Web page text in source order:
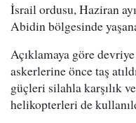
İsrail ordusu, Haziran
Abidin bölgesinde
Açıklamaya göre
askerlerine önce taş
güçleri silahla karşılık
helikopterleri de